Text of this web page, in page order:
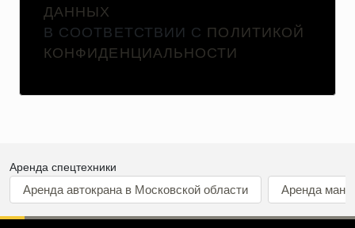
ДАННЫХ
В СООТВЕТСТВИИ С ПОЛИТИКОЙ
КОНФИДЕНЦИАЛЬНОСТИ
Аренда спецтехники
Аренда автокрана в Московской области Аренда